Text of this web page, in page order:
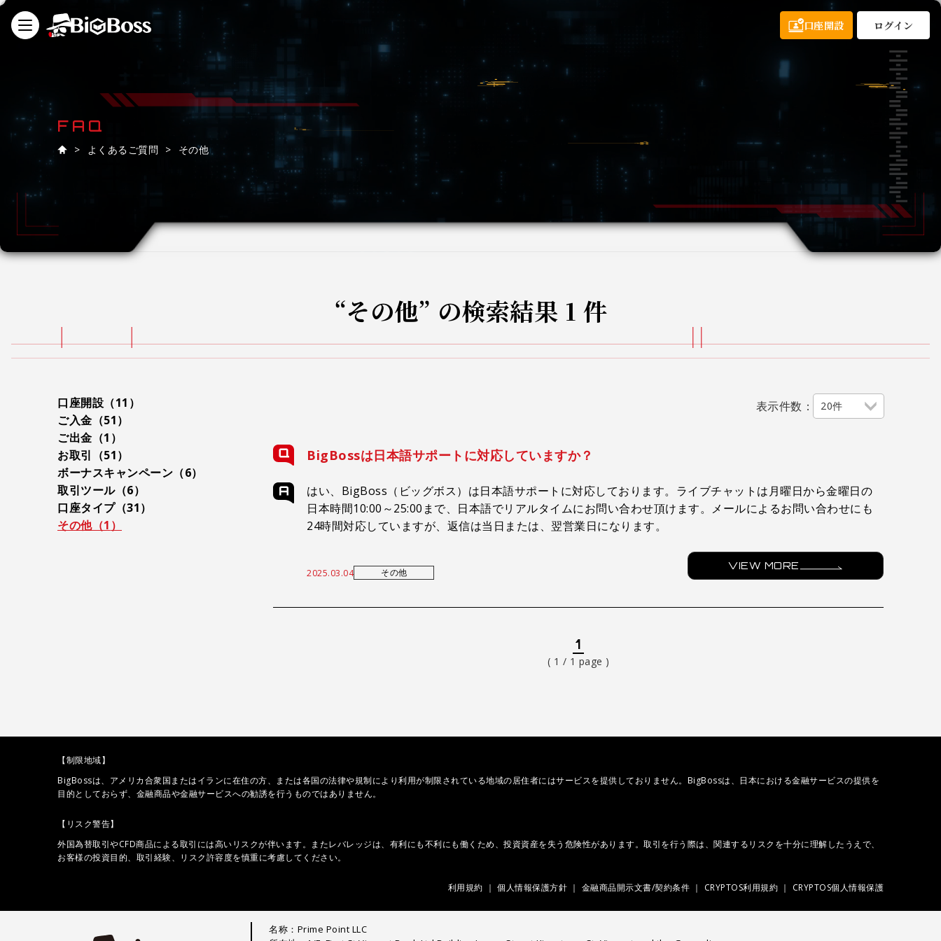
口座開設 ログイン
FAQ
よくあるご質問 その他
“その他” の検索結果 1 件
口座開設（11 ）
ご入金（51）
ご出金（1 ）
お取引（51）
ボーナスキャンペーン（6）
取引ツール（6）
口座タイプ（31）
その他（1 ）
表示件数： 20件
BigBossは日本語サポートに対応していますか？
はい、BigBoss（ビッグボス）は日本語サポートに対応しております。ライブチャットは月曜日から金曜日の
日本時間10:00～25:00まで、日本語でリアルタイムにお問い合わせ頂けます。メールによるお問い合わせにも
24時間対応していますが、返信は当日または、翌営業日になります。
2025.03.04 その他
VIEW MORE
1
( 1 / 1 page )
【制限地域】
BigBossは、アメリカ合衆国またはイランに在住の方、または各国の法律や規制により利用が制限されている地域の居住者にはサービスを提供しておりません。BigBossは、日本における金融サービスの提供を
目的としておらず、金融商品や金融サービスへの勧誘を行うものではありません。
【リスク警告】
外国為替取引やCFD商品による取引には高いリスクが伴います。またレバレッジは、有利にも不利にも働くため、投資資産を失う危険性があります。取引を行う際は、関連するリスクを十分に理解したうえで、
お客様の投資目的、取引経験、リスク許容度を慎重に考慮してください。
利用規約 個人情報保護方針 金融商品開示文書/契約条件 CRYPTOS利用規約 CRYPTOS個人情報保護
名称：Prime Point LLC